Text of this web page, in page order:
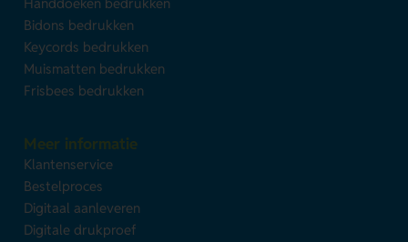
Bidons bedrukken
Keycords bedrukken
Muismatten bedrukken
Frisbees bedrukken
Meer informatie
Klantenservice
Bestelproces
Digitaal aanleveren
Digitale drukproef